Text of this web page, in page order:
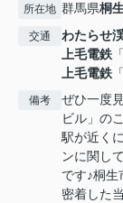
所在地 群馬県桐
交通 わたらせ
上毛電鉄 「
上毛電鉄 「
備考
ぜひ一度
ビル」の
駅が近く
ンに関し
です♪桐
密着した